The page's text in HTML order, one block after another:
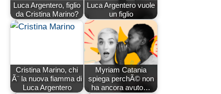
Luca Argentero, figlio
da Cristina Marino?
Luca Argentero vuole
un figlio
Cristina Marino, chi
Ã¨ la nuova fiamma di
Luca Argentero
Myriam Catania
spiega perchÃ© non
ha ancora avuto…